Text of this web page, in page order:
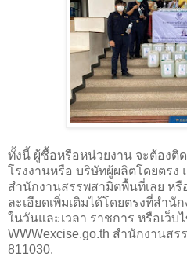
ทั้งนี้ ผู้ซื้อหรือหน่วยงาน จะต้องติ
โรงงานหรือ บริษัทผู้ผลิตโดยตร
สํานักงานสรรพสามิตพื้นที่เลย ห
ละเอียดเพิ่มเติมได้โดยตรงที่สํา
ในวันและเวลา ราชการ หรือเว็บ
WWWexcise.go.th สํานักงานสร
811030.